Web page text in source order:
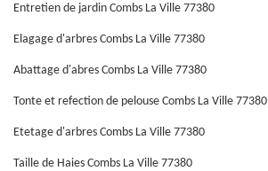
Entretien de jardin Combs La Ville 77380
Elagage d'arbres Combs La Ville 77380
Abattage d'abres Combs La Ville 77380
Tonte et refection de pelouse Combs La Ville 77380
Etetage d'arbres Combs La Ville 77380
Taille de Haies Combs La Ville 77380